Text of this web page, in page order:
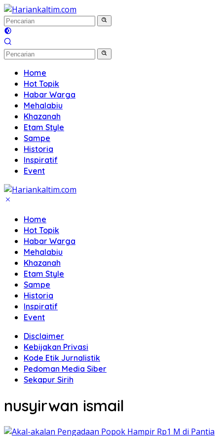
Langsung
ke
konten
Home
Hot Topik
Habar Warga
Mehalabiu
Khazanah
Etam Style
Sampe
Historia
Inspiratif
Event
Home
Hot Topik
Habar Warga
Mehalabiu
Khazanah
Etam Style
Sampe
Historia
Inspiratif
Event
Disclaimer
Kebijakan Privasi
Kode Etik Jurnalistik
Pedoman Media Siber
Sekapur Sirih
nusyirwan ismail